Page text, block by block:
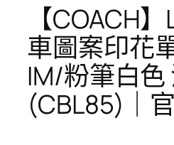
【COACH
車圖案印花
IM/粉筆白色
(CBL85)｜